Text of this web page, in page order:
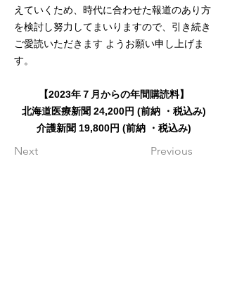
えていくため、時代に合わせた報道のあり方
を検討し努力してまいりますので、引き続き
ご愛読いただきます ようお願い申し上げま
す。
【2023年７月からの年間購読料】
北海道医療新聞 24,200円 (前納 ・税込み)
介護新聞 19,800円 (前納 ・税込み)
Next Previous